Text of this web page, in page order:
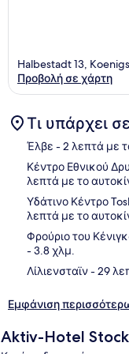
Halbestadt 13,
Προβολή σε χάρτη
Τι υπάρχει
Έλβε - 2 λεπτά με
Κέντρο Εθνικού
λεπτά με το
Υδάτινο Κέντρο
λεπτά με το
Φρούριο του
- 3.8 χλμ.
Λίλιενσταϊν- 29
Εμφάνιση
Aktiv-Hotel